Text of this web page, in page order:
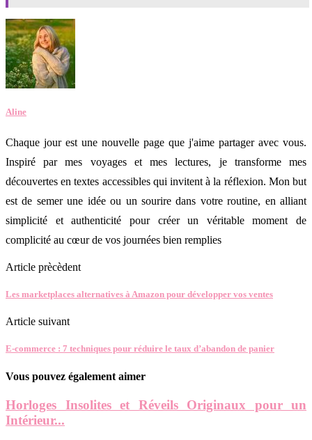
Aline
Chaque jour est une nouvelle page que j'aime partager avec vous.
Inspiré par mes voyages et mes lectures, je transforme mes
découvertes en textes accessibles qui invitent à la réflexion. Mon but
est de semer une idée ou un sourire dans votre routine, en alliant
simplicité et authenticité pour créer un véritable moment de
complicité au cœur de vos journées bien remplies
Article prècèdent
Les marketplaces alternatives à Amazon pour développer vos ventes
Article suivant
E-commerce : 7 techniques pour réduire le taux d’abandon de panier
Vous pouvez également aimer
Horloges Insolites et Réveils Originaux pour un
Intérieur...